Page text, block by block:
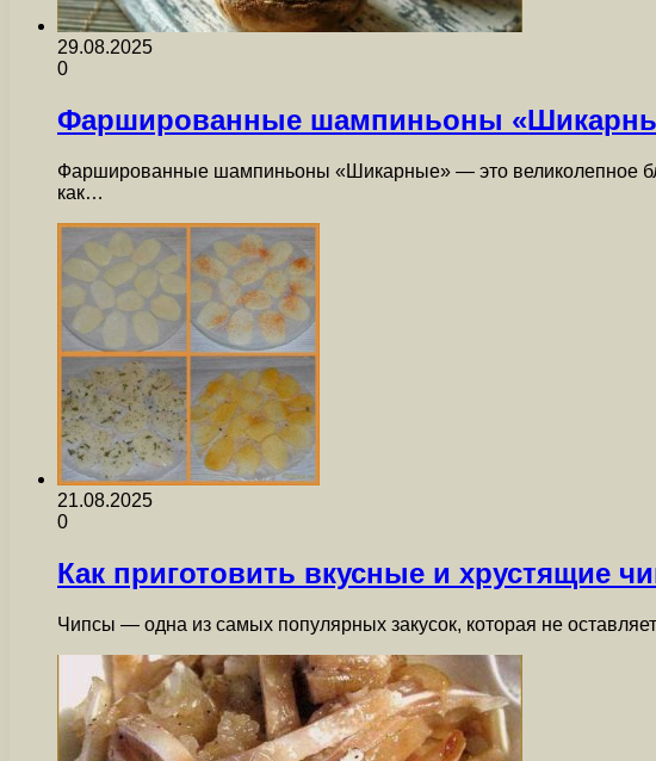
29.08.2025
0
Фаршированные шампиньоны
Фаршированные шампиньоны «Шикарные» — это великолепное
как…
21.08.2025
0
Как приготовить вкусные и хрустящие
Чипсы — одна из самых популярных закусок, которая не